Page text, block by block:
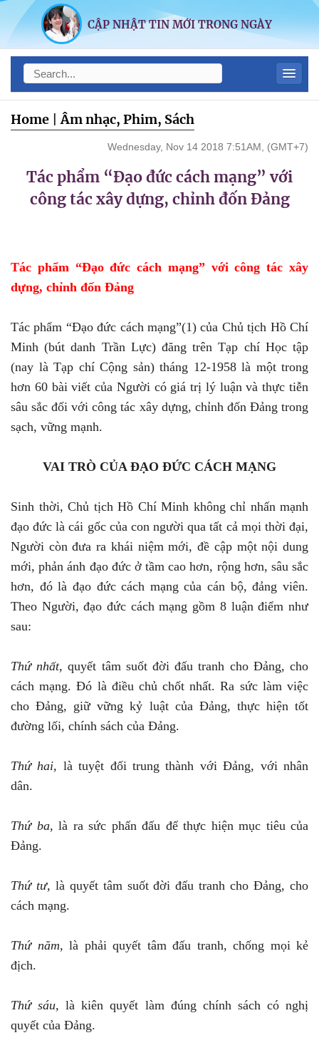
CẬP NHẬT TIN MỚI TRONG NGÀY
Home |Âm nhạc, Phim, Sách
Wednesday, Nov 14 2018 7:51AM, (GMT+7)
Tác phẩm “Đạo đức cách mạng” với
công tác xây dựng, chỉnh đốn Đảng
Tác phẩm “Đạo đức cách mạng” với công tác xây
dựng, chỉnh đốn Đảng
Tác phẩm “Đạo đức cách mạng”(1) của Chủ tịch Hồ Chí
Minh (bút danh Trần Lực) đăng trên Tạp chí Học tập
(nay là Tạp chí Cộng sản) tháng 12-1958 là một trong
hơn 60 bài viết của Người có giá trị lý luận và thực tiễn
sâu sắc đối với công tác xây dựng, chỉnh đốn Đảng trong
sạch, vững mạnh.
VAI TRÒ CỦA ĐẠO ĐỨC CÁCH MẠNG
Sinh thời, Chủ tịch Hồ Chí Minh không chỉ nhấn mạnh
đạo đức là cái gốc của con người qua tất cả mọi thời đại,
Người còn đưa ra khái niệm mới, đề cập một nội dung
mới, phản ánh đạo đức ở tầm cao hơn, rộng hơn, sâu sắc
hơn, đó là đạo đức cách mạng của cán bộ, đảng viên.
Theo Người, đạo đức cách mạng gồm 8 luận điểm như
sau:
Thứ nhất, quyết tâm suốt đời đấu tranh cho Đảng, cho
cách mạng. Đó là điều chủ chốt nhất. Ra sức làm việc
cho Đảng, giữ vững kỷ luật của Đảng, thực hiện tốt
đường lối, chính sách của Đảng.
Thứ hai, là tuyệt đối trung thành với Đảng, với nhân
dân.
Thứ ba, là ra sức phấn đấu để thực hiện mục tiêu của
Đảng.
Thứ tư, là quyết tâm suốt đời đấu tranh cho Đảng, cho
cách mạng.
Thứ năm, là phải quyết tâm đấu tranh, chống mọi kẻ
địch.
Thứ sáu, là kiên quyết làm đúng chính sách có nghị
quyết của Đảng.